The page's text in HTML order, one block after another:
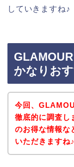
していきますね♪
かなりお
今回、
徹底的に調査し
のお得な情報な
いただきますね♪